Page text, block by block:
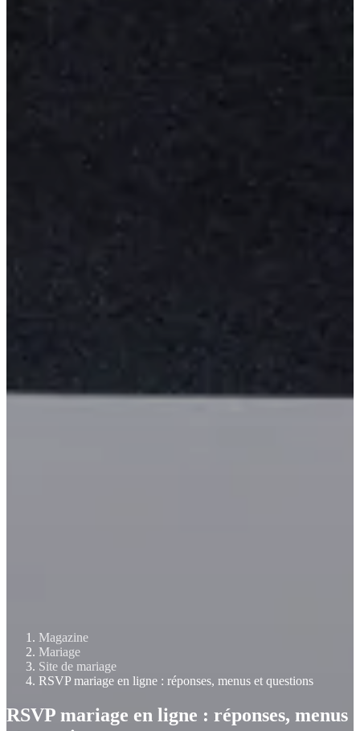
Magazine
Mariage
Site de mariage
RSVP mariage en ligne : réponses, menus et questions
RSVP mariage en ligne : réponses, menus